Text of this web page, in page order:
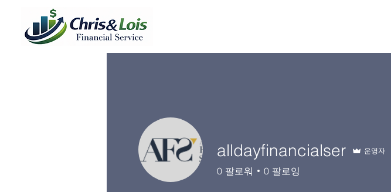
alldayfinancialser 운영자
0 팔로워 0 팔로잉